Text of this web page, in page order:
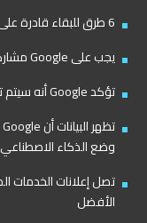
6 طرق للبقاء قادرة على المنافسة
يجب على Google مشاركة بيانات البحث مجهولة المصدر مع المنافسين
تؤكد Google أنه سيتم تمكين إعلانات المستودعات المحلية افتراضيًا
وضع الذكاء الاصطناعي
الأفضل